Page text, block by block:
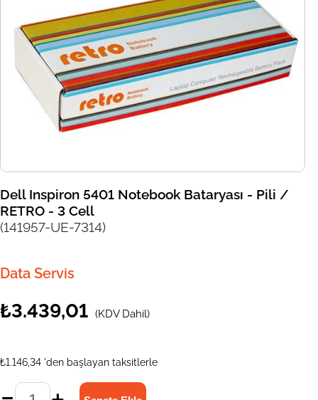
Dell Inspiron 5401 Notebook Bataryası - Pili /
RETRO - 3 Cell
(141957-UE-7314)
Data Servis
₺3.439,01 (KDV Dahil)
₺1.146,34 'den başlayan taksitlerle